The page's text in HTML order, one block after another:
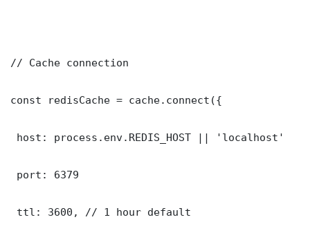
// Cache connection
const redisCache = cache.connect({
host: process.env.REDIS_HOST || 'localhost'
port: 6379
ttl: 3600, // 1 hour default